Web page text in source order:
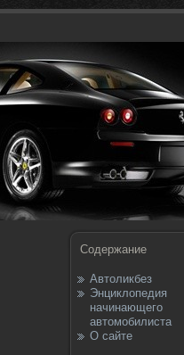
Содержание
Автоликбез
Энциклопедия
начинающего
автомобилиста
О сайте